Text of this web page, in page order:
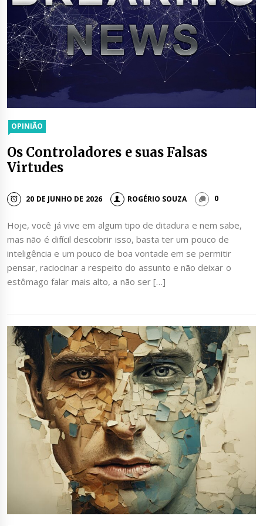
OPINIÃO
Os Controladores e suas Falsas
Virtudes
20 DE JUNHO DE 2026 ROGÉRIO SOUZA 0
Hoje, você já vive em algum tipo de ditadura e nem sabe,
mas não é difícil descobrir isso, basta ter um pouco de
inteligência e um pouco de boa vontade em se permitir
pensar, raciocinar a respeito do assunto e não deixar o
estômago falar mais alto, a não ser […]